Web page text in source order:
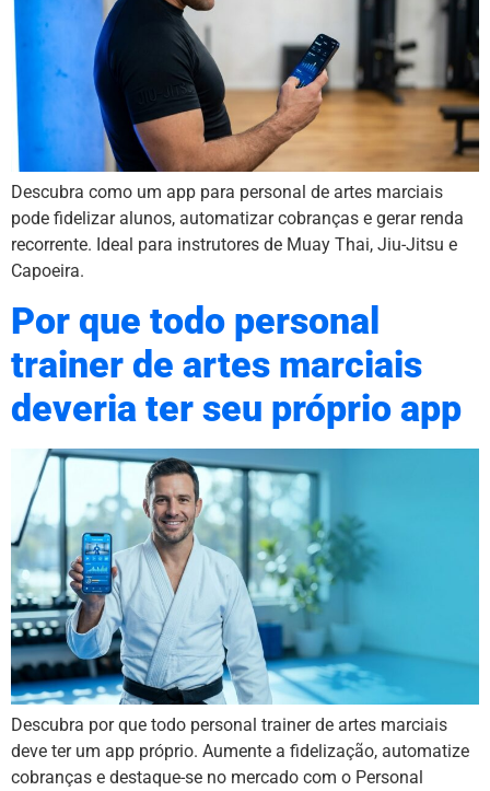
Descubra como um app para personal de artes marciais
pode fidelizar alunos, automatizar cobranças e gerar renda
recorrente. Ideal para instrutores de Muay Thai, Jiu-Jitsu e
Capoeira.
Por que todo personal
trainer de artes marciais
deveria ter seu próprio app
Descubra por que todo personal trainer de artes marciais
deve ter um app próprio. Aumente a fidelização, automatize
cobranças e destaque-se no mercado com o Personal